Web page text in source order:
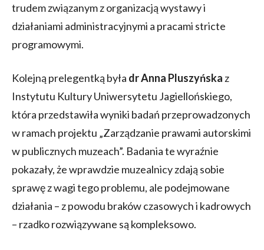
trudem związanym z organizacją wystawy i
działaniami administracyjnymi a pracami stricte
programowymi.
Kolejną prelegentką była dr Anna Pluszyńska z
Instytutu Kultury Uniwersytetu Jagiellońskiego,
która przedstawiła wyniki badań przeprowadzonych
w ramach projektu „Zarządzanie prawami autorskimi
w publicznych muzeach”. Badania te wyraźnie
pokazały, że wprawdzie muzealnicy zdają sobie
sprawę z wagi tego problemu, ale podejmowane
działania – z powodu braków czasowych i kadrowych
– rzadko rozwiązywane są kompleksowo.